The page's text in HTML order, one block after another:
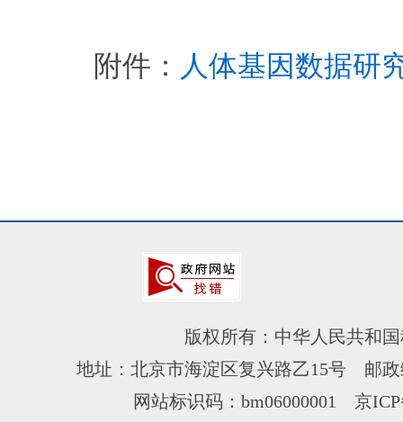
附件： 人体基因数据研
版权所有：中华人民共和
地址：北京市海淀区复兴路乙15号 邮
网站标识码：bm06000001 京